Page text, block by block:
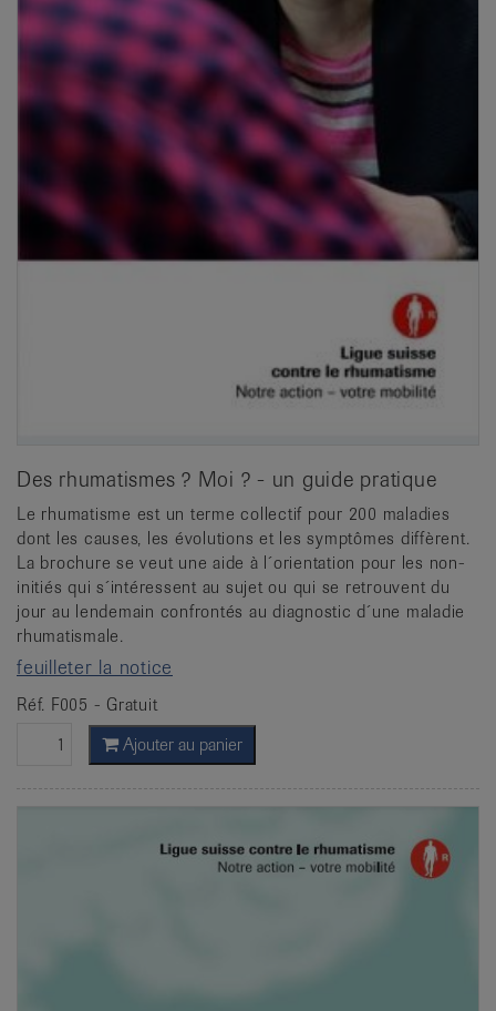
Des rhumatismes ? Moi ? - un guide pratique
Le rhumatisme est un terme collectif pour 200 maladies
dont les causes, les évolutions et les symptômes diffèrent.
La brochure se veut une aide à l´orientation pour les non-
initiés qui s´intéressent au sujet ou qui se retrouvent du
jour au lendemain confrontés au diagnostic d´une maladie
rhumatismale.
feuilleter la notice
Réf. F005 - Gratuit
Ajouter au panier